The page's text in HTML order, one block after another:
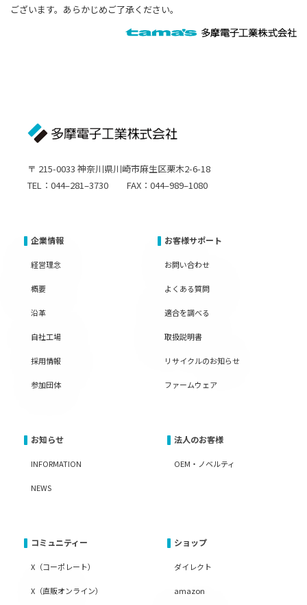
ございます。あらかじめご了承ください。
〒 215-0033 神奈川県川崎市麻生区栗木2-6-18
TEL：044–281–3730 FAX：044–989–1080
企業情報
経営理念
概要
沿革
自社工場
採用情報
参加団体
お客様サポート
お問い合わせ
よくある質問
適合を調べる
取扱説明書
リサイクルのお知らせ
ファームウェア
お知らせ
INFORMATION
NEWS
法人のお客様
OEM・ノベルティ
コミュニティー
X（コーポレート）
X（直販オンライン）
ショップ
ダイレクト
amazon